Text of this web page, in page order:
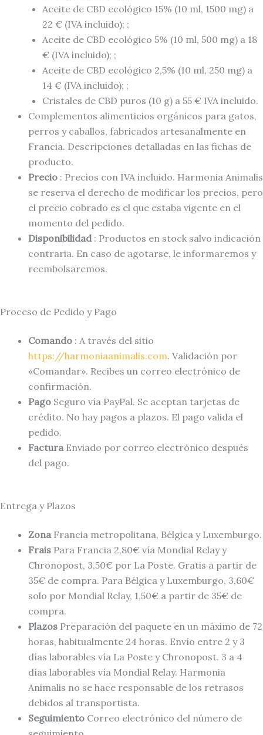
Aceite de CBD ecológico 15% (10 ml, 1500 mg) a
22 € (IVA incluido); ;
Aceite de CBD ecológico 5% (10 ml, 500 mg) a 18
€ (IVA incluido); ;
Aceite de CBD ecológico 2,5% (10 ml, 250 mg) a
14 € (IVA incluido); ;
Cristales de CBD puros (10 g) a 55 € IVA incluido.
Complementos alimenticios orgánicos para gatos,
perros y caballos, fabricados artesanalmente en
Francia. Descripciones detalladas en las fichas de
producto.
Precio : Precios con IVA incluido. Harmonia Animalis
se reserva el derecho de modificar los precios, pero
el precio cobrado es el que estaba vigente en el
momento del pedido.
Disponibilidad : Productos en stock salvo indicación
contraria. En caso de agotarse, le informaremos y
reembolsaremos.
Proceso de Pedido y Pago
Comando : A través del sitio
https://harmoniaanimalis.com. Validación por
«Comandar». Recibes un correo electrónico de
confirmación.
Pago Seguro vía PayPal. Se aceptan tarjetas de
crédito. No hay pagos a plazos. El pago valida el
pedido.
Factura Enviado por correo electrónico después
del pago.
Entrega y Plazos
Zona Francia metropolitana, Bélgica y Luxemburgo.
Frais Para Francia 2,80€ vía Mondial Relay y
Chronopost, 3,50€ por La Poste. Gratis a partir de
35€ de compra. Para Bélgica y Luxemburgo, 3,60€
solo por Mondial Relay, 1,50€ a partir de 35€ de
compra.
Plazos Preparación del paquete en un máximo de 72
horas, habitualmente 24 horas. Envío entre 2 y 3
días laborables vía La Poste y Chronopost. 3 a 4
días laborables vía Mondial Relay. Harmonia
Animalis no se hace responsable de los retrasos
debidos al transportista.
Seguimiento Correo electrónico del número de